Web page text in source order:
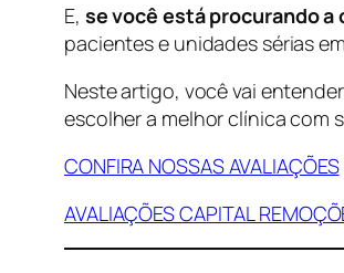
E, se você está procurando
pacientes e unidades sérias
Neste artigo, você vai
escolher a melhor clínica com
CONFIRA NOSSAS AVALIAÇÕES
AVALIAÇÕES CAPITAL